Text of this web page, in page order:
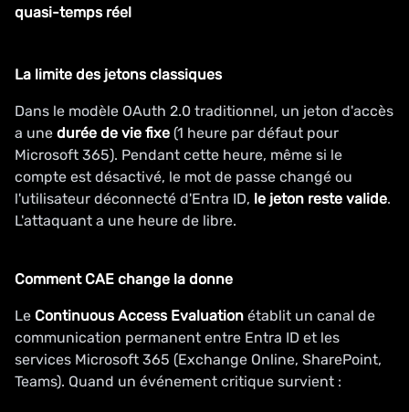
quasi-temps réel
La limite des jetons classiques
Dans le modèle OAuth 2.0 traditionnel, un jeton d'accès
a une durée de vie fixe (1 heure par défaut pour
Microsoft 365). Pendant cette heure, même si le
compte est désactivé, le mot de passe changé ou
l'utilisateur déconnecté d'Entra ID, le jeton reste valide.
L'attaquant a une heure de libre.
Comment CAE change la donne
Le Continuous Access Evaluation établit un canal de
communication permanent entre Entra ID et les
services Microsoft 365 (Exchange Online, SharePoint,
Teams). Quand un événement critique survient :